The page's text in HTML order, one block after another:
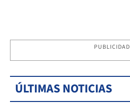
PUBLICIDAD
ÚLTIMAS NOTICIAS